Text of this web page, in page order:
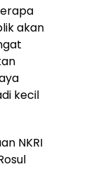
akan
kecil
NKRI